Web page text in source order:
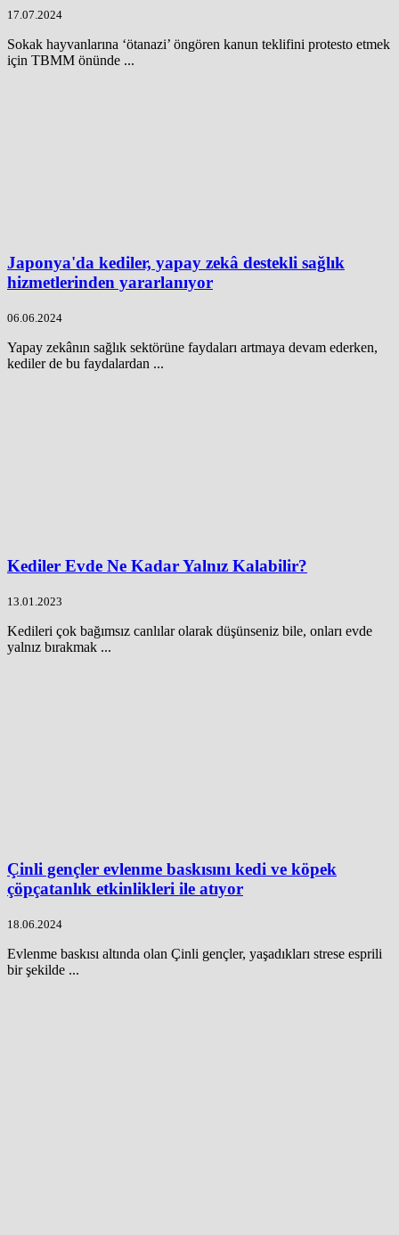
17.07.2024
Sokak hayvanlarına ‘ötanazi’ öngören kanun teklifini protesto etmek
için TBMM önünde ...
Japonya'da kediler, yapay zekâ destekli sağlık
hizmetlerinden yararlanıyor
06.06.2024
Yapay zekânın sağlık sektörüne faydaları artmaya devam ederken,
kediler de bu faydalardan ...
Kediler Evde Ne Kadar Yalnız Kalabilir?
13.01.2023
Kedileri çok bağımsız canlılar olarak düşünseniz bile, onları evde
yalnız bırakmak ...
Çinli gençler evlenme baskısını kedi ve köpek
çöpçatanlık etkinlikleri ile atıyor
18.06.2024
Evlenme baskısı altında olan Çinli gençler, yaşadıkları strese esprili
bir şekilde ...